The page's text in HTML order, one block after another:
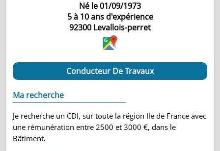
Né le 01/09/1973
5 à 10 ans d'expérience
92300 Levallois-perret
Conducteur De Travaux
Ma recherche
Je recherche un CDI, sur toute la région Ile de France avec
une rémunération entre 2500 et 3000 €, dans le
Bâtiment.